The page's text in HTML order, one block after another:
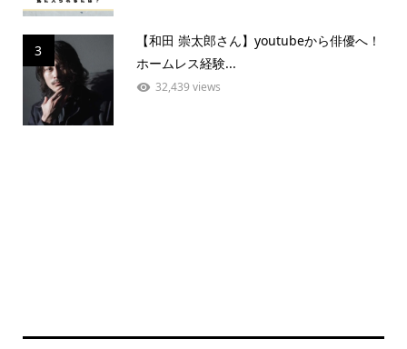
3
【和田 崇太郎さん】youtubeから俳優へ！
ホームレス経験...
32,439 views